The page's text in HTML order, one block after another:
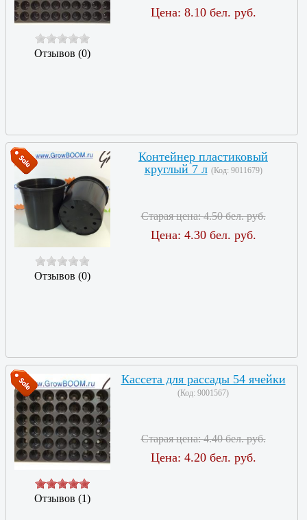
Отзывов (0)
Цена: 8.10 бел. руб.
Отзывов (0)
Контейнер пластиковый
круглый 7 л (Код: 9011679)
Старая цена:4.50 бел. руб.
Цена: 4.30 бел. руб.
Отзывов (1)
Кассета для рассады 54 ячейки
(Код: 9001567)
Старая цена:4.40 бел. руб.
Цена: 4.20 бел. руб.